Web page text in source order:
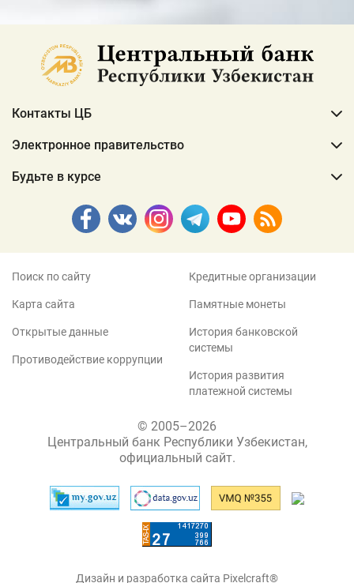
Контакты ЦБ
Электронное правительство
Будьте в курсе
Поиск по сайту
Карта сайта
Открытые данные
Противодействие коррупции
Кредитные организации
Памятные монеты
История банковской
системы
История развития
платежной системы
© 2005–2026
Центральный банк Республики Узбекистан,
официальный сайт.
Дизайн и разработка сайта Pixelcraft®